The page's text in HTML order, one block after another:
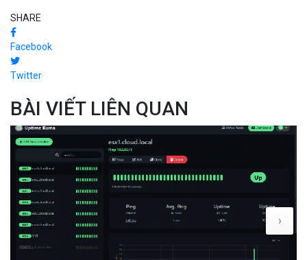
SHARE
Facebook
Twitter
BÀI VIẾT LIÊN QUAN
›